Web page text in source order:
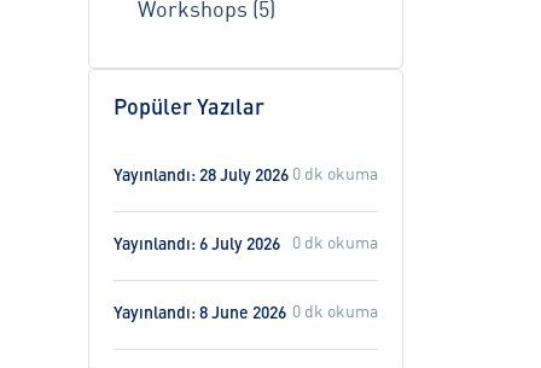
Workshops (5)
Popüler Yazılar
Yayınlandı: 28 July 2026 0 dk okuma
Yayınlandı: 6 July 2026 0 dk okuma
Yayınlandı: 8 June 2026 0 dk okuma